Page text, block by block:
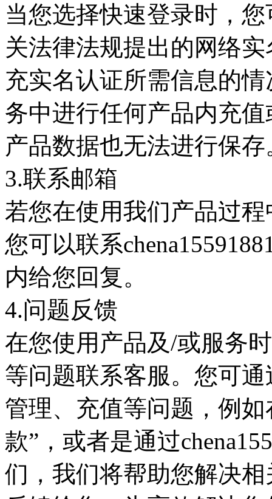
当您选择快速登录时，
关法律法规提出的网络
充实名认证所需信息的
务中进行任何产品内充
产品数据也无法进行保存
3.联系邮箱
若您在使用我们产品过
您可以联系
内给您回复。
4.问题反馈
在您使用产品及/或服务
等问题联系客服。您可
管理、充值等问题，例
款”，或者是通过
们，我们将帮助您解决